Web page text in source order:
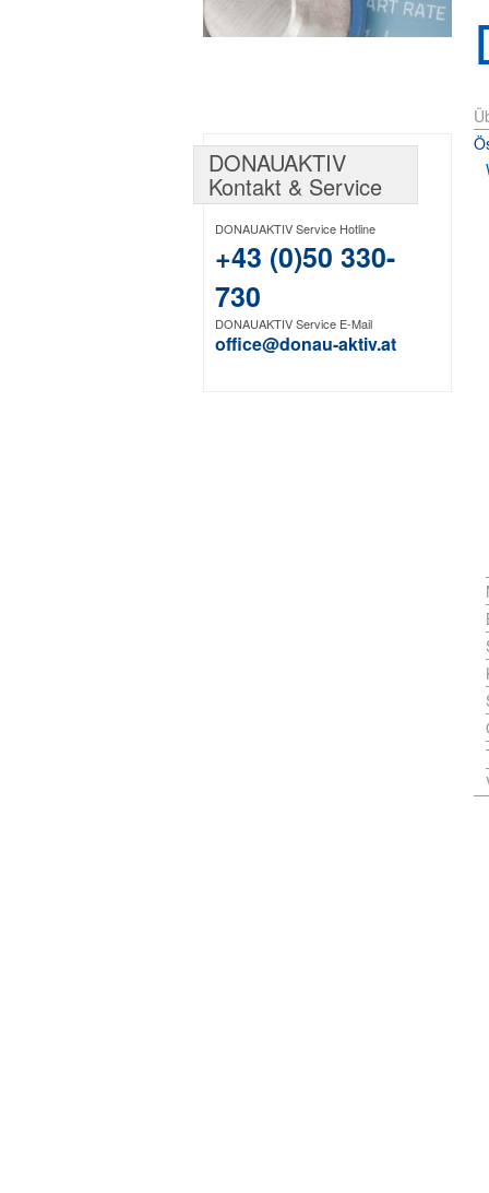
DONAUAKTIV
Kontakt & Service
DONAUAKTIV Service Hotline
+43 (0)50 330-
730
DONAUAKTIV Service E-Mail
office@donau-aktiv.at